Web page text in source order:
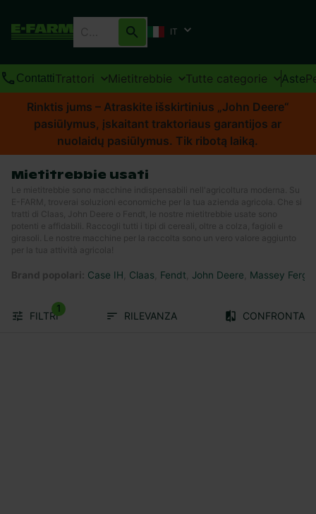
IT
ContattiTrattori Mietitrebbie Tutte categorie Aste
Rinktis jums – Atraskite išskirtinius „John Deere“
pasiūlymus, įskaitant traktoriaus garantijos ar
nuolaidų pasiūlymus. Tik ribotą laiką.
Mietitrebbie usati
Le mietitrebbie sono macchine indispensabili nell'agricoltura moderna. Su
E-FARM, troverai soluzioni economiche per la tua azienda agricola. Che si
tratti di Claas, John Deere o Fendt, le nostre mietitrebbie usate sono
potenti e affidabili. Raccogli tutti i tipi di cereali, oltre a colza, fagioli e
girasoli. Le nostre macchine per la raccolta sono un vero valore aggiunto
per la tua attività agricola!
Brand popolari Case IH Claas Fendt John Deere Massey
FILTRI
1
RILEVANZA CONFRONTA